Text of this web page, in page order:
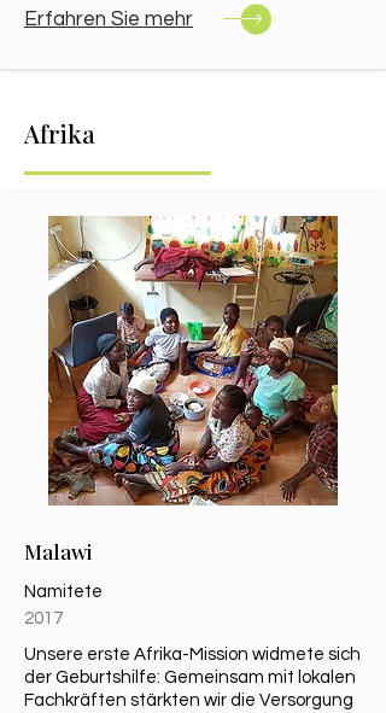
Erfahren Sie mehr​
Afrika
Malawi
Namitete
2017
Unsere erste Afrika-Mission widmete sich
der Geburtshilfe: Gemeinsam mit lokalen
Fachkräften stärkten wir die Versorgung